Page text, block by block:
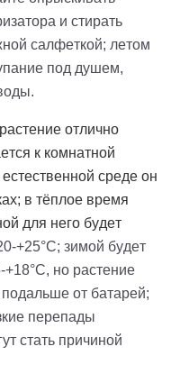
и стирать
салфеткой; летом
под душем,
растение отлично
к комнатной
среде он
в тёплое время
для него будет
+25°C; зимой будет
+18°C, но растение
от батарей;
перепады
стать причиной